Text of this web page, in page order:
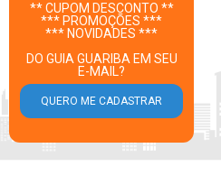
** CUPOM DESCONTO **
*** PROMOÇÕES ***
*** NOVIDADES ***
DO GUIA GUARIBA EM SEU
E-MAIL?